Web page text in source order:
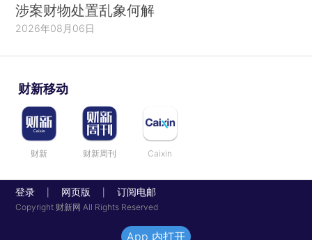
涉案财物处置乱象何解
2026年08月06日
财新移动
财新 财新周刊 Caixin
登录 网页版 订阅电邮
Copyright 财新网 All Rights Reserved
App 内打开